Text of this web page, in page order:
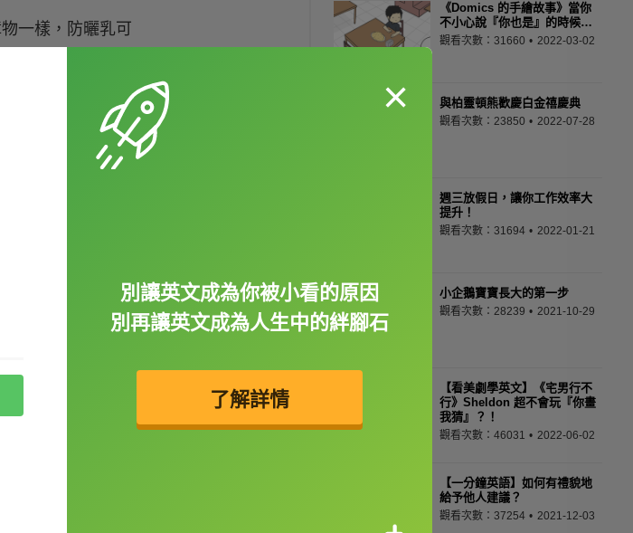
一樣，防曬乳可
Protection
防曬品，便可以
（化學性防
好塗抹，但效果
防曬、防曬係數至
《Domics 的手繪故事》當你
不小心說『你也是』的時候…
觀看次數：31660 2022-03-02
與柏靈頓熊歡慶白金禧慶典
觀看次數：23850 2022-07-28
週三放假日，讓你工作效率大
提升！
觀看次數：31694 2022-01-21
小企鵝寶寶長大的第一步
觀看次數：28239 2021-10-29
【看美劇學英文】《宅男行不
行》Sheldon 超不會玩『你畫
我猜』？！
觀看次數：46031 2022-06-02
【一分鐘英語】如何有禮貌地
給予他人建議？
觀看次數：37254 2021-12-03
×
別讓英文成為你被小看的原因
別再讓英文成為人生中的絆腳石
了解詳情